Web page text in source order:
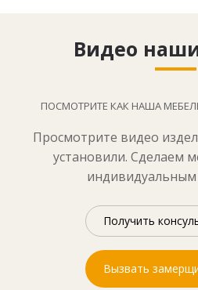
Видео
ПОСМОТРИТЕ КАК НАША
Просмотрите видео
установили. Сделаем
Получить
Вызвать